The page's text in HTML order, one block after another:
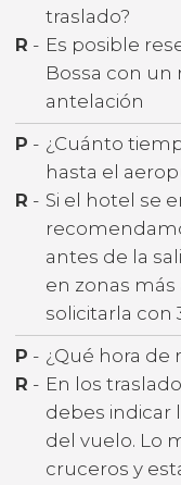
traslado?
R - Es posible
Bossa con un
antelación
P - ¿Cuánto
hasta el
R - Si el hotel se
antes de la
en zonas
solicitarla con
P - ¿Qué hora de
R - En los
debes indicar
del vuelo. Lo
cruceros y